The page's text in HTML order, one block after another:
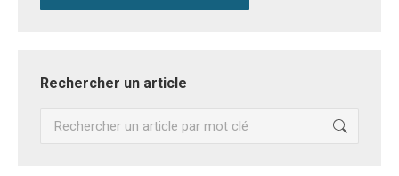
Rechercher un article
Recherche